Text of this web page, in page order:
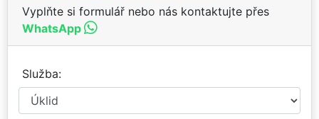
Vyplňte si formulář nebo nás kontaktujte přes
WhatsApp
Služba